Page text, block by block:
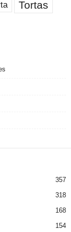
Tortas
357
318
168
154